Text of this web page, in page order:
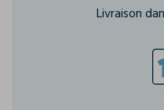
Livraison